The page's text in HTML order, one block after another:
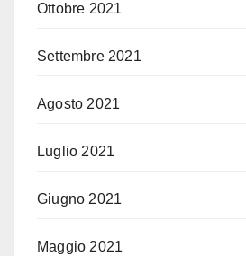
Ottobre 2021
Settembre 2021
Agosto 2021
Luglio 2021
Giugno 2021
Maggio 2021